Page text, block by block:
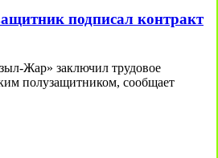
подписал контракт
Жар» заключил трудовое
полузащитником, сообщает